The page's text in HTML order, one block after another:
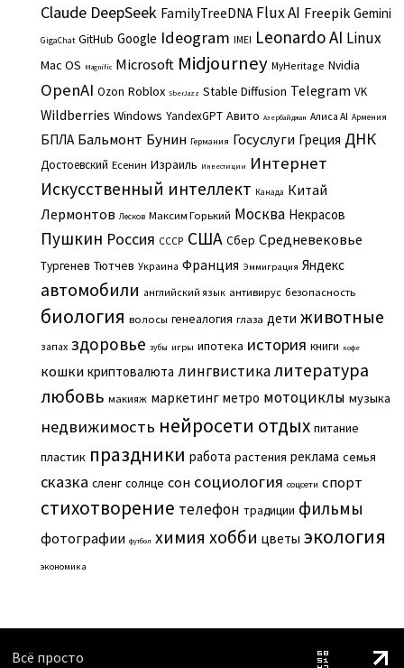
Claude DeepSeek FamilyTreeDNA Flux AI Freepik Gemini
GigaChat GitHub Google Ideogram IMEI Leonardo AI Linux
Mac OS Magnific Microsoft Midjourney MyHeritage Nvidia
OpenAI Ozon Roblox SberJazz Stable Diffusion Telegram VK
Wildberries Windows YandexGPT Авито Азербайджан Алиса AI Армения
БПЛА Бальмонт Бунин Германия Госуслуги Греция ДНК
Достоевский Есенин Израиль Инвестиции Интернет
Искусственный интеллект Канада Китай
Лермонтов Лесков Максим Горький Москва Некрасов
Пушкин Россия СССР США Сбер Средневековье
Тургенев Тютчев Украина Франция Эммиграция Яндекс
автомобили английский язык антивирус безопасность
биология волосы генеалогия глаза дети животные
запах здоровье зубы игры ипотека история книги кофе
кошки криптовалюта лингвистикалитература
любовь макияж маркетинг метро мотоциклы музыка
недвижимость нейросети отдых питание
пластик праздники работа растения реклама семья
сказка сленг солнце сон социология соцсети спорт
стихотворение телефон традиции фильмы
фотографии футбол химия хобби цветы экология
экономика
Всё просто